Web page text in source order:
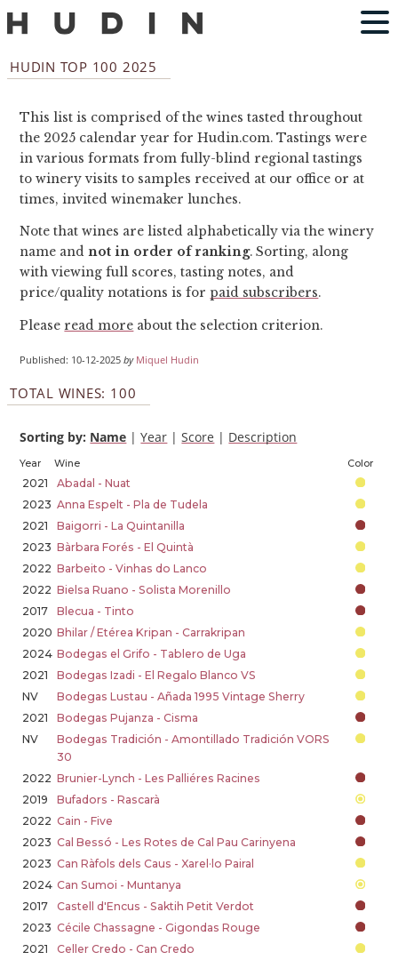
HUDIN TOP 100 2025
This list is comprised of the wines tasted throughout
the 2025 calendar year for Hudin.com. Tastings were
in various formats from fully-blind regional tastings
to winery visits to samples received at our office or at
times, invited winemaker lunches.
Note that wines are listed alphabetically via the winery
name andnot in order of ranking. Sorting, along
with viewing full scores, tasting notes, and
price/quality notations is for paid subscribers.
Please read more about the selection criterion.
Published: 10-12-2025by Miquel Hudin
TOTAL WINES: 100
Sorting by: Name |Year |Score | Description
Year Wine Color
2021
Abadal - Nuat
2023 Anna Espelt - Pla de Tudela
2021
Baigorri - La Quintanilla
2023 Bàrbara Forés - El Quintà
2022 Barbeito - Vinhas do Lanco
2022 Bielsa Ruano - Solista Morenillo
2017
Blecua - Tinto
2020 Bhilar / Etérea Kripan - Carrakripan
2024 Bodegas el Grifo - Tablero de Uga
2021
Bodegas Izadi - El Regalo Blanco VS
NV
Bodegas Lustau - Añada 1995 Vintage Sherry
2021
Bodegas Pujanza - Cisma
NV
Bodegas Tradición - Amontillado Tradición VORS
30
2022 Brunier-Lynch - Les Palliéres Racines
2019
Bufadors - Rascarà
2022 Cain - Five
2023 Cal Bessó - Les Rotes de Cal Pau Carinyena
2023 Can Ràfols dels Caus - Xarel·lo Pairal
2024 Can Sumoi - Muntanya
2017
Castell d'Encus - Saktih Petit Verdot
2023 Cécile Chassagne - Gigondas Rouge
2021
Celler Credo - Can Credo